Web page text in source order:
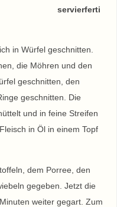
servierferti
in Würfel geschnitten.
die Möhren und den
geschnitten, den
geschnitten. Die
und in feine Streifen
in Öl in einem Topf
dem Porree, den
gegeben. Jetzt die
weiter gegart. Zum